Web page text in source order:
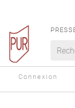
Connexion